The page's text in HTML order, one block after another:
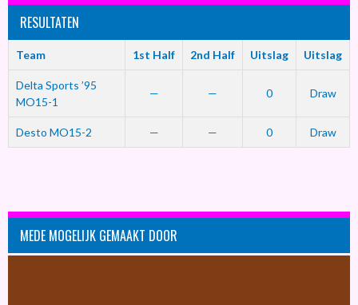
RESULTATEN
Team 1st Half 2nd Half Uitslag Uitslag
Delta Sports ’95
MO15-1
— — 0 Draw
Desto MO15-2 — — 0 Draw
MEDE MOGELIJK GEMAAKT DOOR